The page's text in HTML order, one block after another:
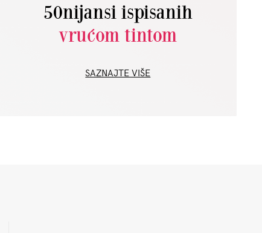
50nijansi ispisanih
vrućom tintom
SAZNAJTE VIŠE